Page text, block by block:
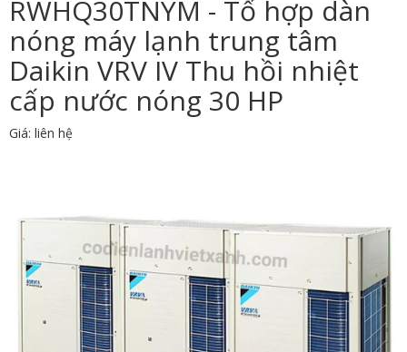
RWHQ30TNYM - Tổ hợp dàn
nóng máy lạnh trung tâm
Daikin VRV IV Thu hồi nhiệt
cấp nước nóng 30 HP
Giá: liên hệ